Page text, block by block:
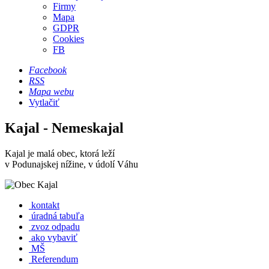
Firmy
Mapa
GDPR
Cookies
FB
Facebook
RSS
Mapa webu
Vytlačiť
Kajal - Nemeskajal
Kajal je malá obec, ktorá leží
v Podunajskej nížine, v údolí Váhu
kontakt
úradná tabuľa
zvoz odpadu
ako vybaviť
MŠ
Referendum